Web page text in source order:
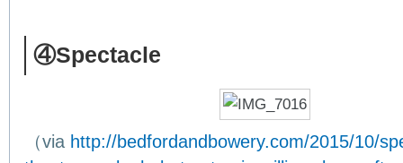
④Spectacle
（via http://bedfordandbowery.com/2015/10/